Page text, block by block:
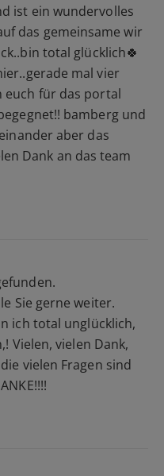
ist ein wundervolles
das gemeinsame wir
total glücklich🍀
mal vier
euch für das portal
bamberg und
aber das
Dank an das team
Sie gerne weiter.
ich total unglücklich,
Vielen, vielen Dank,
vielen Fragen sind